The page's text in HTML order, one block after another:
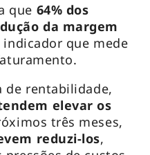
que 64% dos
da margem
que mede
de rentabilidade,
elevar os
três meses,
reduzi-los,